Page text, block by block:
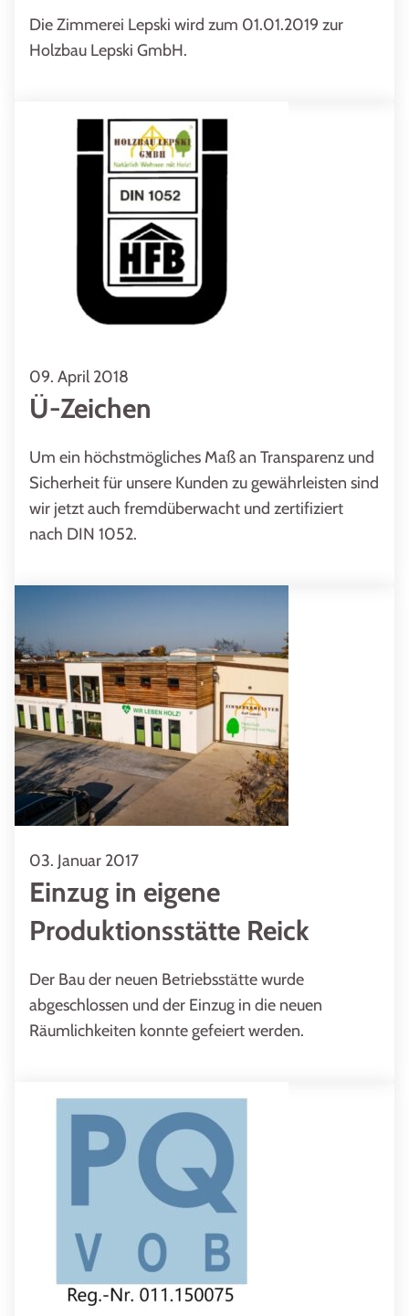
Die Zimmerei Lepski wird zum 01.01.2019 zur
Holzbau Lepski GmbH.
09. April 2018
Ü-Zeichen
Um ein höchstmögliches Maß an Transparenz und
Sicherheit für unsere Kunden zu gewährleisten sind
wir jetzt auch fremdüberwacht und zertifiziert
nach DIN 1052.
03. Januar 2017
Einzug in eigene
Produktionsstätte Reick
Der Bau der neuen Betriebsstätte wurde
abgeschlossen und der Einzug in die neuen
Räumlichkeiten konnte gefeiert werden.